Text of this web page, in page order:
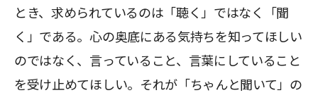
とき、求められているのは「聴く」ではなく「聞
く」である。心の奥底にある気持ちを知ってほしい
のではなく、言っていること、言葉にしていること
を受け止めてほしい。それが「ちゃんと聞いて」の